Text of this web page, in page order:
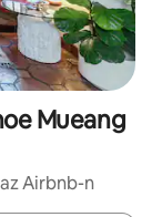
Mueang
Airbnb-n